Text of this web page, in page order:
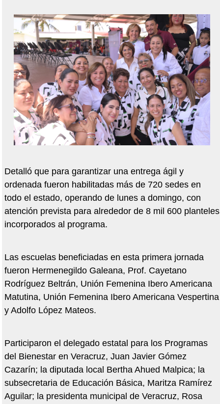
Detalló que para garantizar una entrega ágil y
ordenada fueron habilitadas más de 720 sedes en
todo el estado, operando de lunes a domingo, con
atención prevista para alrededor de 8 mil 600 planteles
incorporados al programa.
Las escuelas beneficiadas en esta primera jornada
fueron Hermenegildo Galeana, Prof. Cayetano
Rodríguez Beltrán, Unión Femenina Ibero Americana
Matutina, Unión Femenina Ibero Americana Vespertina
y Adolfo López Mateos.
Participaron el delegado estatal para los Programas
del Bienestar en Veracruz, Juan Javier Gómez
Cazarín; la diputada local Bertha Ahued Malpica; la
subsecretaria de Educación Básica, Maritza Ramírez
Aguilar; la presidenta municipal de Veracruz, Rosa